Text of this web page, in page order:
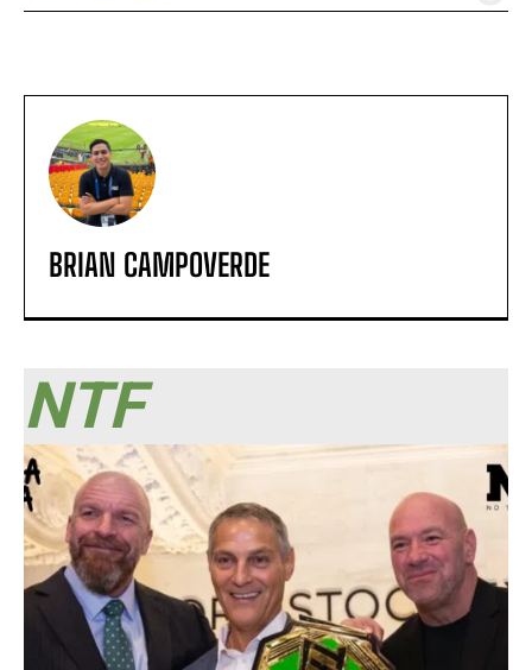
BRIAN CAMPOVERDE
NTF